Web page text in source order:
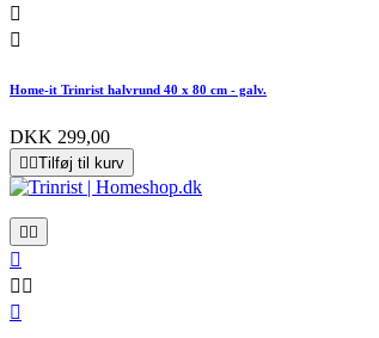


Home-it Trinrist halvrund 40 x 80 cm - galv.
DKK 299,00
 Tilføj til kurv
 

 
